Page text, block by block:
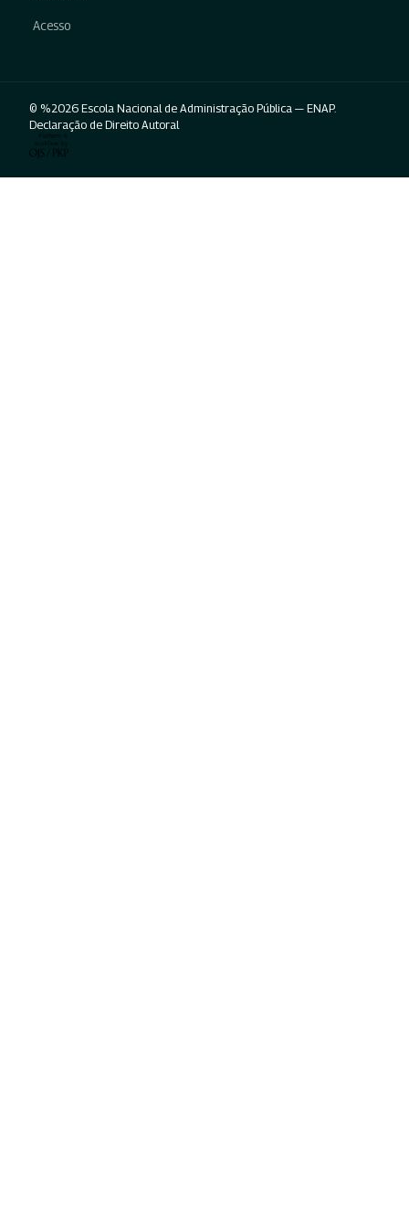
Acesso
© %2026 Escola Nacional de Administração Pública — ENAP.
Declaração de Direito Autoral